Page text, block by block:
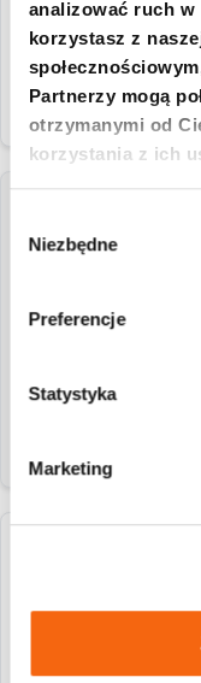
analizować ruch
korzystasz z
Partnerzy mogą
otrzymanymi od
korzystania z ich
Niezbędne
Preferencje
Statystyka
Marketing